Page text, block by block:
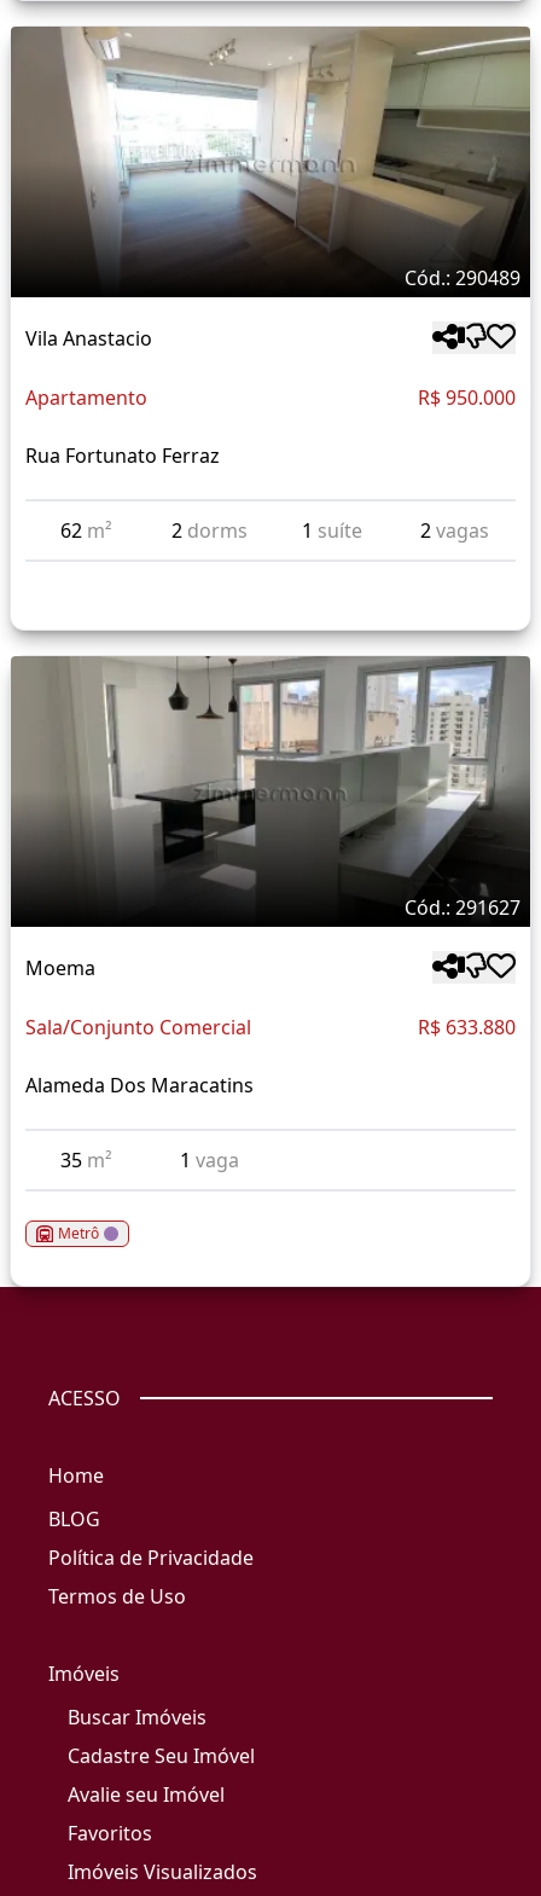
Cód.: 290489
Vila Anastacio
Apartamento R$ 950.000
Rua Fortunato Ferraz
62 m² 2 dorms 1 suíte 2vagas
Cód.: 291627
Moema
Sala/Conjunto Comercial R$ 633.880
Alameda Dos Maracatins
35 m² 1 vaga
Metrô
ACESSO
Home
BLOG
Política de Privacidade
Termos de Uso
Imóveis
Buscar Imóveis
Cadastre Seu Imóvel
Avalie seu Imóvel
Favoritos
Imóveis Visualizados